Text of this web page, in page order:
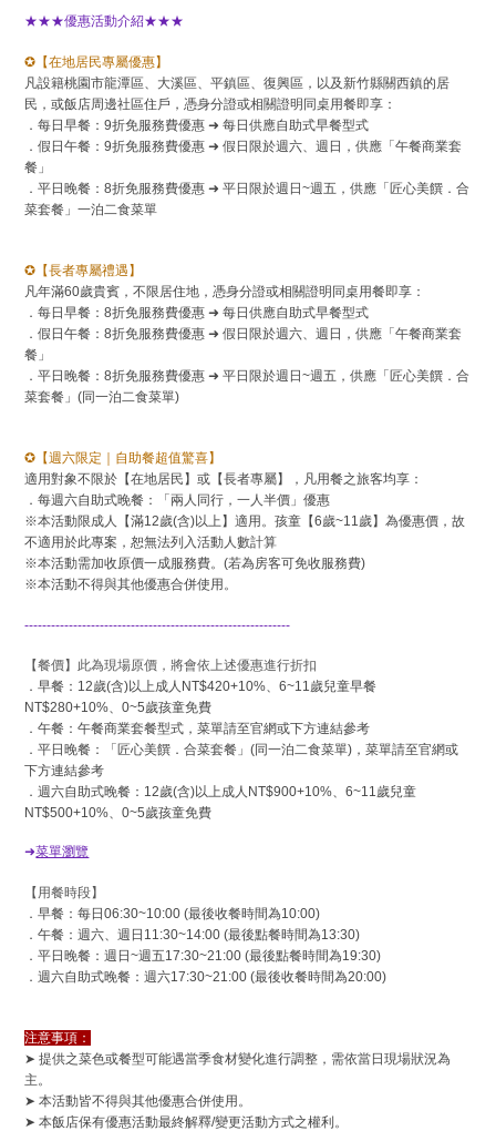
★★★優惠活動介紹★★★
✪ 【在地居民專屬優惠】
凡設籍桃園市龍潭區、大溪區、平鎮區、復興區，以及新竹縣關西鎮的居
民，或飯店周邊社區住戶，憑身分證或相關證明同桌用餐即享：
．每日早餐：9折免服務費優惠 ➜ 每日供應自助式早餐型式
．假日午餐：9折免服務費優惠 ➜ 假日限於週六、週日，供應「午餐商業套
餐」
．平日晚餐：8折免服務費優惠 ➜ 平日限於週日~週五，供應「匠心美饌．合
菜套餐」一泊二食菜單
✪ 【長者專屬禮遇】
凡年滿60歲貴賓，不限居住地，憑身分證或相關證明同桌用餐即享：
．每日早餐：8折免服務費優惠 ➜ 每日供應自助式早餐型式
．假日午餐：8折免服務費優惠 ➜ 假日限於週六、週日，供應「午餐商業套
餐」
．平日晚餐：8折免服務費優惠 ➜ 平日限於週日~週五，供應「匠心美饌．合
菜套餐」(同一泊二食菜單)
✪ 【週六限定｜自助餐超值驚喜】
適用對象不限於【在地居民】或【長者專屬】，凡用餐之旅客均享：
．每週六自助式晚餐：「兩人同行，一人半價」優惠
※本活動限成人【滿12歲(含)以上】適用。孩童【6歲~11歲】為優惠價，故
不適用於此專案，恕無法列入活動人數計算
※本活動需加收原價一成服務費。(若為房客可免收服務費)
※本活動不得與其他優惠合併使用。
------------------------------------------------------------
【餐價】此為現場原價，將會依上述優惠進行折扣
．早餐：12歲(含)以上成人NT$420+10%、6~11歲兒童早餐
NT$280+10%、0~5歲孩童免費
．午餐：午餐商業套餐型式，菜單請至官網或下方連結參考
．平日晚餐：「匠心美饌．合菜套餐」(同一泊二食菜單)，菜單請至官網或
下方連結參考
．週六自助式晚餐：12歲(含)以上成人NT$900+10%、6~11歲兒童
NT$500+10%、0~5歲孩童免費
➜菜單瀏覽
【用餐時段】
．早餐：每日06:30~10:00 (最後收餐時間為10:00)
．午餐：週六、週日11:30~14:00 (最後點餐時間為13:30)
．平日晚餐：週日~週五17:30~21:00 (最後點餐時間為19:30)
．週六自助式晚餐：週六17:30~21:00 (最後收餐時間為20:00)
注意事項：
➤ 提供之菜色或餐型可能遇當季食材變化進行調整，需依當日現場狀況為
主。
➤ 本活動皆不得與其他優惠合併使用。
➤ 本飯店保有優惠活動最終解釋/變更活動方式之權利。